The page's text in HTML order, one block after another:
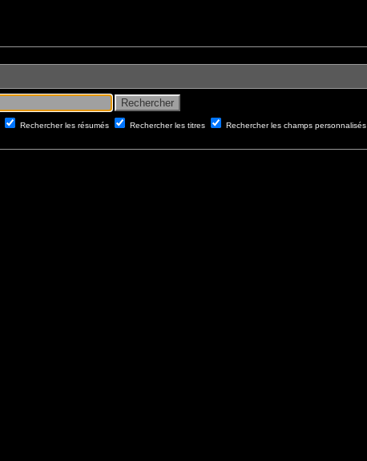
Rechercher les résumés Rechercher les titres
Rechercher les champs personnalisés